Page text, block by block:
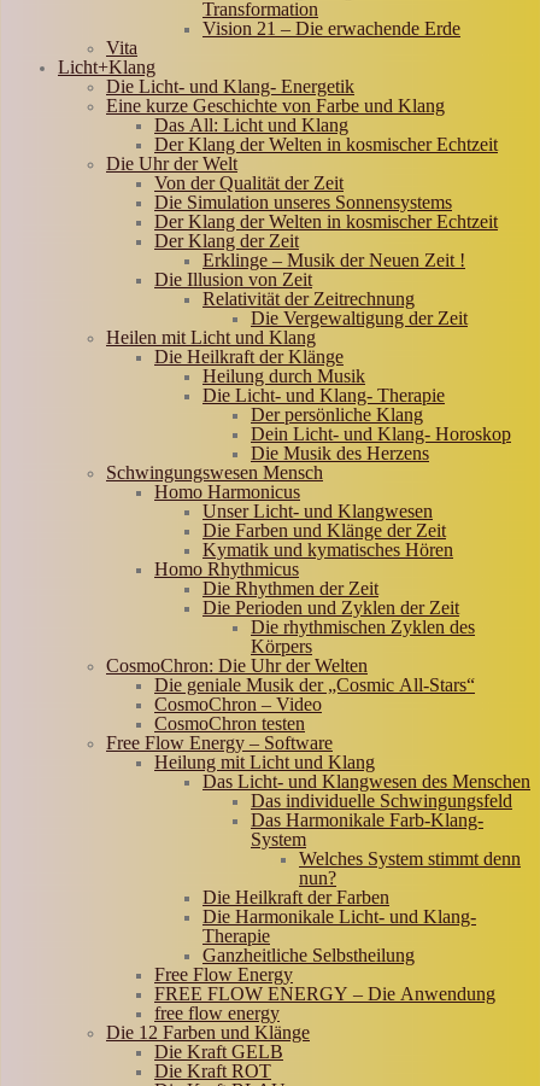
Transformation
Vision 21 – Die erwachende Erde
Vita
Licht+Klang
Die Licht- und Klang- Energetik
Eine kurze Geschichte von Farbe und Klang
Das All: Licht und Klang
Der Klang der Welten in kosmischer Echtzeit
Die Uhr der Welt
Von der Qualität der Zeit
Die Simulation unseres Sonnensystems
Der Klang der Welten in kosmischer Echtzeit
Der Klang der Zeit
Erklinge – Musik der Neuen Zeit !
Die Illusion von Zeit
Relativität der Zeitrechnung
Die Vergewaltigung der Zeit
Heilen mit Licht und Klang
Die Heilkraft der Klänge
Heilung durch Musik
Die Licht- und Klang- Therapie
Der persönliche Klang
Dein Licht- und Klang- Horoskop
Die Musik des Herzens
Schwingungswesen Mensch
Homo Harmonicus
Unser Licht- und Klangwesen
Die Farben und Klänge der Zeit
Kymatik und kymatisches Hören
Homo Rhythmicus
Die Rhythmen der Zeit
Die Perioden und Zyklen der Zeit
Die rhythmischen Zyklen des
Körpers
CosmoChron: Die Uhr der Welten
Die geniale Musik der „Cosmic All-Stars“
CosmoChron – Video
CosmoChron testen
Free Flow Energy – Software
Heilung mit Licht und Klang
Das Licht- und Klangwesen des Menschen
Das individuelle Schwingungsfeld
Das Harmonikale Farb-Klang-
System
Welches System stimmt denn
nun?
Die Heilkraft der Farben
Die Harmonikale Licht- und Klang-
Therapie
Ganzheitliche Selbstheilung
Free Flow Energy
FREE FLOW ENERGY – Die Anwendung
free flow energy
Die 12 Farben und Klänge
Die Kraft GELB
Die Kraft ROT